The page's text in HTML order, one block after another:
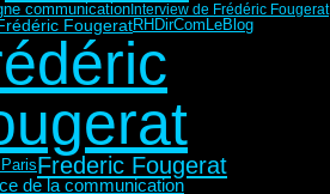
communication Interview de Frédéric Fougerat
FougeratRH DirComLeBlog
Frederic Fougerat
de la communication